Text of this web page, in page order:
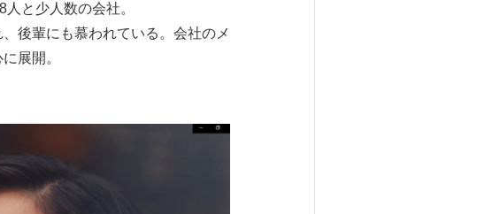
と少人数の会社。
後輩にも慕われている。会社のメ
展開。